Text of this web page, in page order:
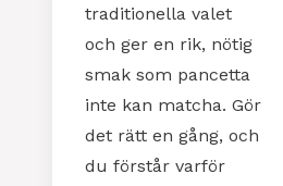
traditionella valet
och ger en rik, nötig
smak som pancetta
inte kan matcha. Gör
det rätt en gång, och
du förstår varför